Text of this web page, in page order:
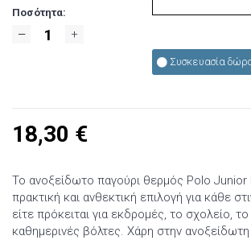
Ποσότητα:
Συσκευασία
18,30 €
Το ανοξείδωτο παγούρι θερμός Polo Junior II
πρακτική και ανθεκτική επιλογή για κάθε
είτε πρόκειται για εκδρομές, το σχολείο,
καθημερινές βόλτες. Χάρη στην